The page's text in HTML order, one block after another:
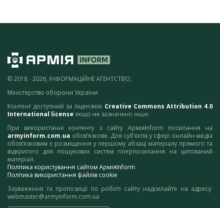
© 2018 - 2026, ІНФОРМАЦІЙНЕ АГЕНТСТВО,
Міністерство оборони України
Контент доступний за ліцензією Creative Commons Attribution 4.0
International license якщо не зазначено інше.
При використанні контенту з сайту АрміяInform посилання на
armyinform.com.ua обов’язкове. Для суб’єктів у сфері онлайн-медіа
обов’язковим є розміщення у першому абзаці матеріалу прямого та
відкритого для пошукових систем гіперпосилання на цитований
матеріал.
Політика користування сайтом АрміяInform
Політика використання файлів cookie
Зауваження та пропозиції по роботі сайту надсилайте на адресу:
webmaster@armyinform.com.ua